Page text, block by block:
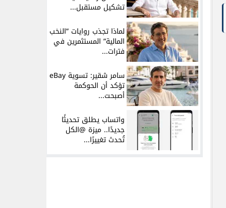
تشكيل مستقبل...
لماذا تجذب روايات ”النخب
المالية” المستثمرين في
فترات...
سامر شقير: تسوية eBay
تؤكد أن الحوكمة
أصبحت...
واتساب يطلق تحديثًا
جديدًا.. ميزة @الكل
تُحدث تغييرًا...